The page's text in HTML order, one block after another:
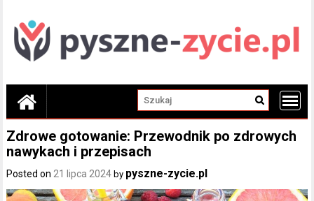
content
Zdrowe gotowanie: Przewodnik po zdrowych
nawykach i przepisach
Posted on 21 lipca 2024 by pyszne-zycie.pl